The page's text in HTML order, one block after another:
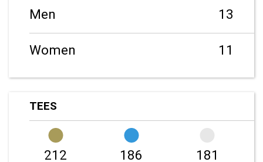
Men 13
Women 11
TEES
212 186 181